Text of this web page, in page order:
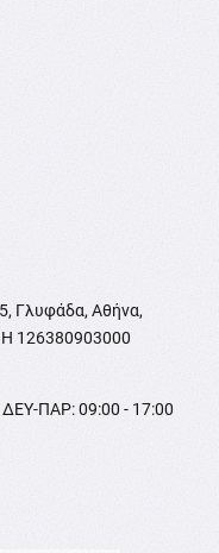
Γλυφάδα, Αθήνα,
126380903000
ΔΕΥ-ΠΑΡ: 09:00 - 17:00